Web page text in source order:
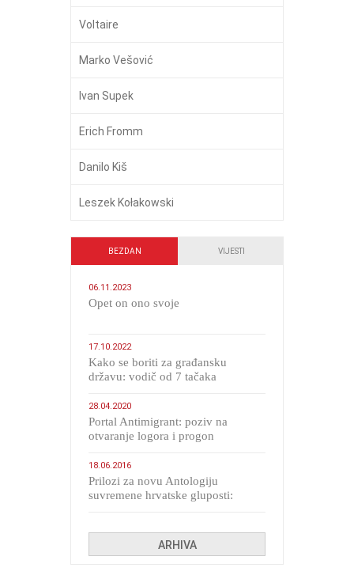
Voltaire
Marko Vešović
Ivan Supek
Erich Fromm
Danilo Kiš
Leszek Kołakowski
BEZDAN VIJESTI
06.11.2023
​Opet on ono svoje
17.10.2022
Kako se boriti za građansku
državu: vodič od 7 tačaka
28.04.2020
Portal Antimigrant: poziv na
otvaranje logora i progon
18.06.2016
Prilozi za novu Antologiju
suvremene hrvatske gluposti:
ARHIVA